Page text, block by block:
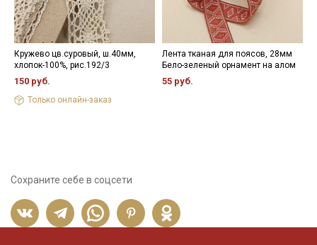
Кружево цв.суровый, ш.40мм,
хлопок-100%, рис.192/3
150 руб.
Только онлайн-заказ
Лента тканая для поясов, 28мм
Бело-зеленый орнамент на алом
55 руб.
Сохраните себе в соцсети